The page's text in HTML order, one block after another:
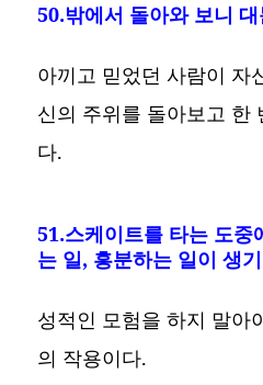
50.밖에서 돌아와 보니
아끼고 믿었던 사람이 자
신의 주위를 돌아보고 한
다.
51.스케이트를 타는 도중
는 일, 흥분하는 일이 생
성적인 모험을 하지 말아
의 작용이다.